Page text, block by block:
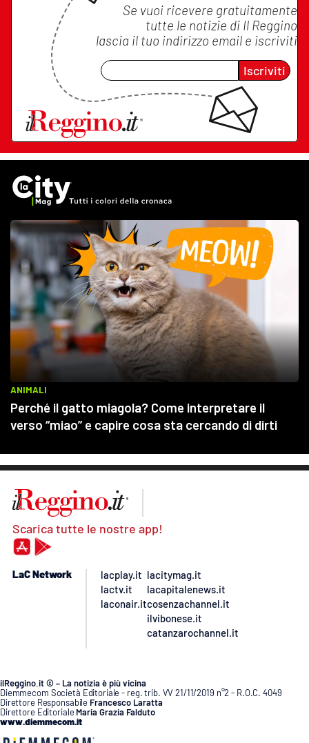
Se vuoi ricevere gratuitamente
tutte le notizie di Il Reggino
lascia il tuo indirizzo email e iscriviti
Iscriviti
Scarica tutte le nostre app!
LaC Network
lacplay.it
lactv.it
laconair.it
lacitymag.it
lacapitalenews.it
cosenzachannel.it
ilvibonese.it
catanzarochannel.it
ilReggino.it © – La notizia è più vicina
Diemmecom Società Editoriale - reg. trib. VV 21/11/2019 n°2 - R.O.C. 4049
Direttore Responsabile Francesco Laratta
Direttore Editoriale Maria Grazia Falduto
www.diemmecom.it